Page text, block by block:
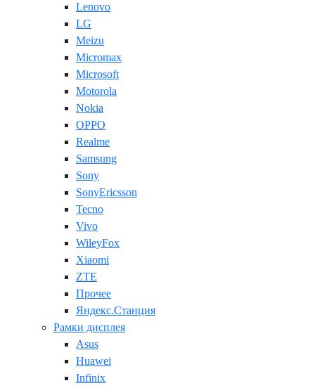
Lenovo
LG
Meizu
Micromax
Microsoft
Motorola
Nokia
OPPO
Realme
Samsung
Sony
SonyEricsson
Tecno
Vivo
WileyFox
Xiaomi
ZTE
Прочее
Яндекс.Станция
Рамки дисплея
Asus
Huawei
Infinix